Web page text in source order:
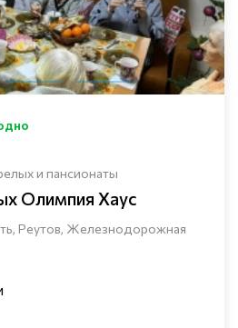
и пансионаты
Олимпия Хаус
Реутов, Железнодорожная